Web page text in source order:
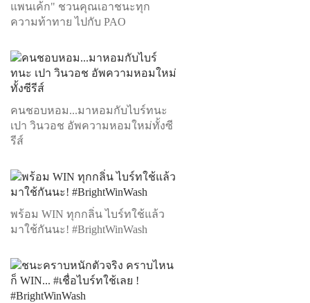
แพนเค้ก" ชวนคุณเอาชนะทุก
ความท้าทาย ไปกับ PAO
คนชอบหอม...มาหอมกับไบร์ทนะ
เปา วินวอช อัพความหอมใหม่ทั้งซี
รีส์
พร้อม WIN ทุกกลิ่น ไบร์ทใช้แล้ว
มาใช้กันนะ! #BrightWinWash